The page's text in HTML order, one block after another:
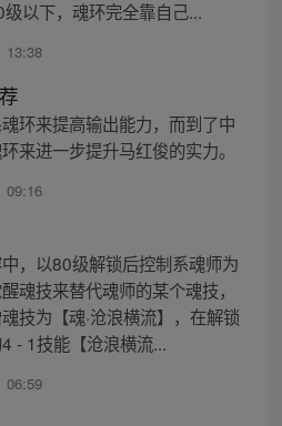
以下，魂环完全靠自己...
13:38
环来提高输出能力，而到了中
来进一步提升马红俊的实力。
09:16
，以80级解锁后控制系魂师为
魂技来替代魂师的某个魂技，
技为【魂·沧浪横流】，在解锁
- 1技能【沧浪横流...
06:59